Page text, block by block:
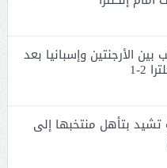
اللقب بين الأرجنتين وإسبانيا بعد
1
تشيد بتأهل منتخبها إلى